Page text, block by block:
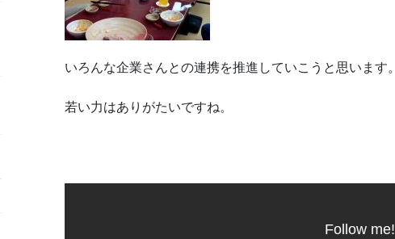
いろんな企業さんとの連携を推進していこうと思います。
若い力はありがたいですね。
Follow me!